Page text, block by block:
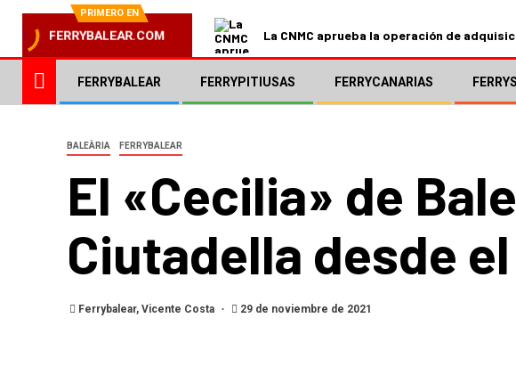
PRIMERO EN
FERRYBALEAR.COM La CNMC aprueba la operación de
FERRYBALEAR FERRYPITIUSAS FERRYCANARIAS
BALEÀRIA FERRYBALEAR
El «Cecilia» de
Ciutadella desde
Ferrybalear, Vicente Costa 29 de noviembre de 2021